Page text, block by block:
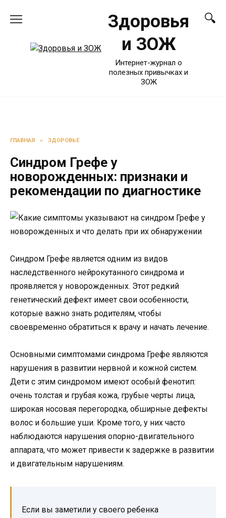
Здоровья
и ЗОЖ
Интернет-журнал о
полезных привычках и
ЗОЖ
ГЛАВНАЯ » ЗДОРОВЬЕ
Синдром Грефе у
новорожденных: признаки и
рекомендации по диагностике
Синдром Грефе является одним из видов
наследственного нейрокутанного синдрома и
проявляется у новорожденных. Этот редкий
генетический дефект имеет свои особенности,
которые важно знать родителям, чтобы
своевременно обратиться к врачу и начать лечение.
Основными симптомами синдрома Грефе являются
нарушения в развитии нервной и кожной систем.
Дети с этим синдромом имеют особый фенотип:
очень толстая и грубая кожа, грубые черты лица,
широкая носовая перегородка, обширные дефекты
волос и большие уши. Кроме того, у них часто
наблюдаются нарушения опорно-двигательного
аппарата, что может привести к задержке в развитии
и двигательным нарушениям.
Если вы заметили у своего ребенка